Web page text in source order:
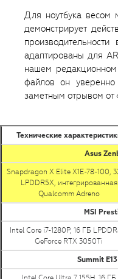
Для ноутбука весом
демонстрирует
адаптированы для
нашем
файлов он
заметным отрывом
Технические
Asus
Snapdragon X Elite X1E-78-100,
LPDDR5X, интегрированная
Qualcomm Adreno
MSI
Intel Core i7-1280P, 16 ГБ
GeForce RTX 3050Ti
Summit